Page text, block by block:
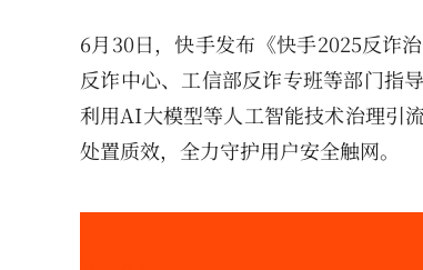
6月30日，快手发布《快手2025反诈
反诈中心、工信部反诈专班等部门指
利用AI大模型等人工智能技术治理引
处置质效，全力守护用户安全触网。